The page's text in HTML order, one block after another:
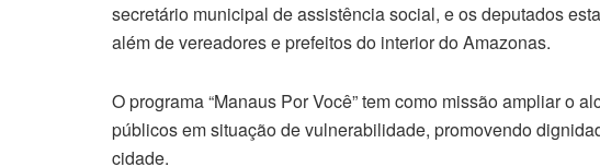
secretário municipal de assistência social, e os deputados
além de vereadores e prefeitos do interior do Amazonas.
O programa “Manaus Por Você” tem como missão ampliar o
públicos em situação de vulnerabilidade, promovendo
cidade.